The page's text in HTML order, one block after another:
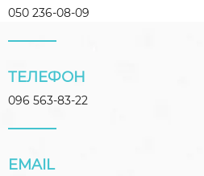
050 236-08-09
ТЕЛЕФОН
096 563-83-22
EMAIL